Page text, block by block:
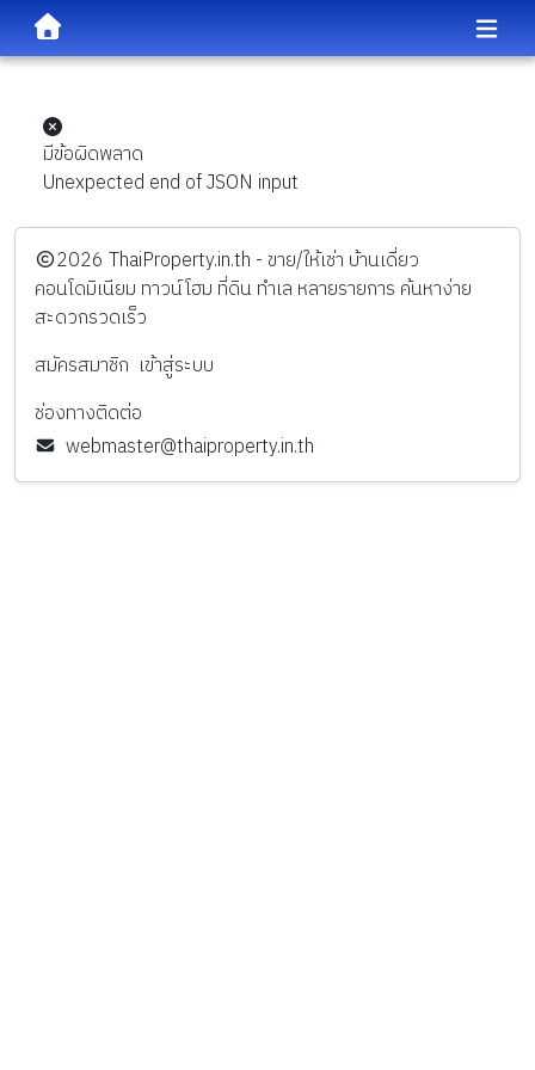
มีข้อผิดพลาด
Unexpected end of JSON input
️2026 ThaiProperty.in.th - ขาย/ให้เช่า บ้านเดี่ยว
คอนโดมิเนียม ทาวน์โฮม ที่ดิน ทำเล หลายรายการ ค้นหาง่าย
สะดวกรวดเร็ว
สมัครสมาชิก เข้าสู่ระบบ
ช่องทางติดต่อ
webmaster@thaiproperty.in.th